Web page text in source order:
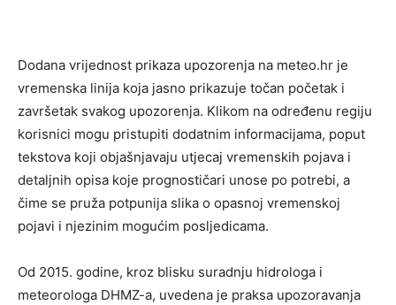
Dodana vrijednost prikaza upozorenja na meteo.hr je
vremenska linija koja jasno prikazuje točan početak i
završetak svakog upozorenja. Klikom na određenu regiju
korisnici mogu pristupiti dodatnim informacijama, poput
tekstova koji objašnjavaju utjecaj vremenskih pojava i
detaljnih opisa koje prognostičari unose po potrebi, a
čime se pruža potpunija slika o opasnoj vremenskoj
pojavi i njezinim mogućim posljedicama.
Od 2015. godine, kroz blisku suradnju hidrologa i
meteorologa DHMZ-a, uvedena je praksa upozoravanja